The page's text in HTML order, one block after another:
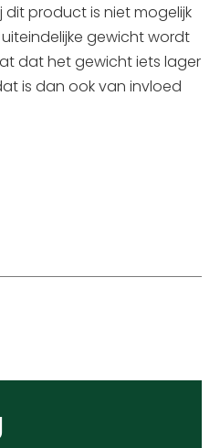
dit product is niet mogelijk
gewicht wordt
dat het gewicht iets lager
is dan ook van invloed